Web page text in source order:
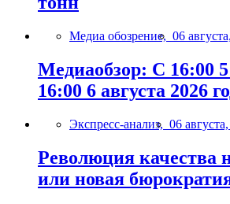
Медиа обозрение, 06
Медиаобзор: С 16:00 5
16:00 6 августа 2026
Экспресс-анализ, 06
Революция качества
или новая